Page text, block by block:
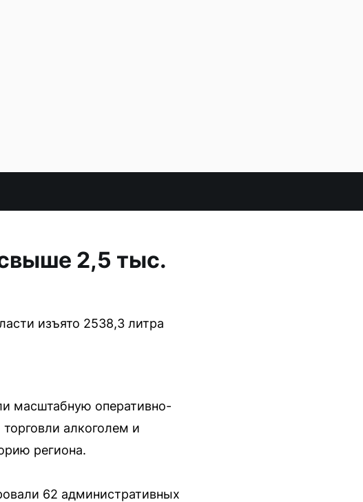
2,5 тыс.
изъято 2538,3 литра
масштабную оперативно-
алкоголем и
региона.
62 административных